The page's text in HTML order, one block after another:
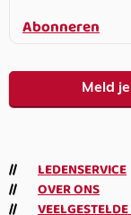
Abonneren
Meld
LEDENSERVICE
OVER ONS